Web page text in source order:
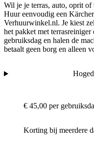
Wil je je terras, auto, oprit
Huur eenvoudig een
Verhuurwinkel.nl. Je kiest
het pakket met
gebruiksdag en halen de
betaalt geen borg en alleen
€ 45,00 per
Korting bij meerdere